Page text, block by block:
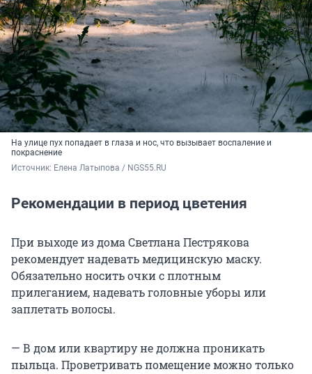
На улице пух попадает в глаза и нос, что вызывает воспаление и
покраснение
Источник: Елена Латыпова / NGS55.RU
Рекомендации в период цветения
При выходе из дома Светлана Пестрякова
рекомендует надевать медицинскую маску.
Обязательно носить очки с плотным
прилеганием, надевать головные уборы или
заплетать волосы.
— В дом или квартиру не должна проникать
пыльца. Проветривать помещение можно только